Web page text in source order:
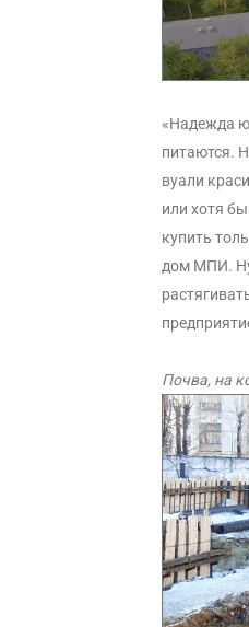
«Надежда
питаются.
вуали
или хотя
купить
дом МПИ. Ну
Почва, на